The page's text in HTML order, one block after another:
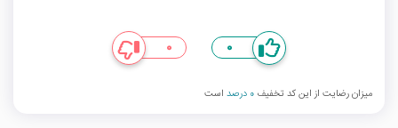
0
0
میزان رضایت از این کد تخفیف 0 درصد است